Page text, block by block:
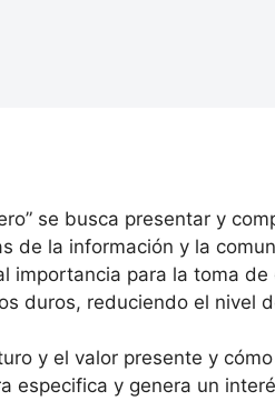
se busca presentar y
de la información y la
importancia para la toma de
duros, reduciendo el nivel
y el valor presente y
especifica y genera un